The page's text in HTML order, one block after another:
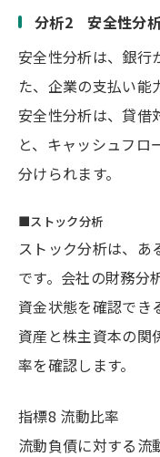
分析2 安全性分
安全性分析は、銀行
た、企業の支払い能
安全性分析は、貸借
と、キャッシュフロ
分けられます。
■ストック分析
ストック分析は、あ
です。会社の財務分
資金状態を確認でき
資産と株主資本の関
率を確認します。
指標8 流動比率
流動負債に対する流